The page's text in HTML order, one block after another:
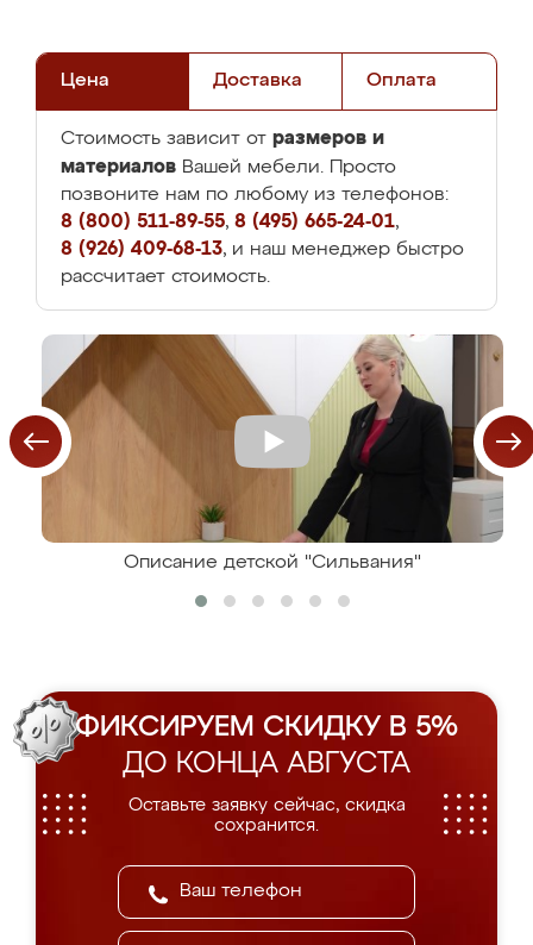
Цена Доставка Оплата
Стоимость зависит от размеров и
материалов Вашей мебели. Просто
позвоните нам по любому из телефонов:
8 (800) 511-89-55, 8 (495) 665-24-01,
8 (926) 409-68-13, и наш менеджер быстро
рассчитает стоимость.
Описание детской "Сильвания"
ФИКСИРУЕМ СКИДКУ В 5%
ДО КОНЦА АВГУСТА
Оставьте заявку сейчас, скидка
сохранится.